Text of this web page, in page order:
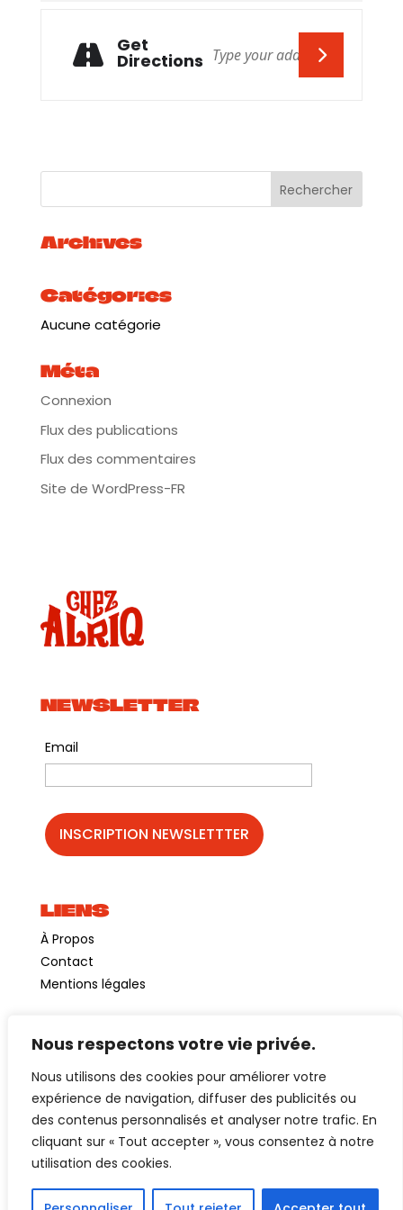
Nous respectons votre vie privée.
Nous utilisons des cookies pour améliorer votre
expérience de navigation, diffuser des publicités ou
des contenus personnalisés et analyser notre trafic. En
cliquant sur « Tout accepter », vous consentez à notre
utilisation des cookies.
Get
Directions
Archives
Catégories
Aucune catégorie
Méta
Connexion
Flux des publications
Flux des commentaires
Site de WordPress-FR
NEWSLETTER
Email
LIENS
À Propos
Contact
Mentions légales
©GuinguetteChezAlriq2026
Création site internetYOSOY studio